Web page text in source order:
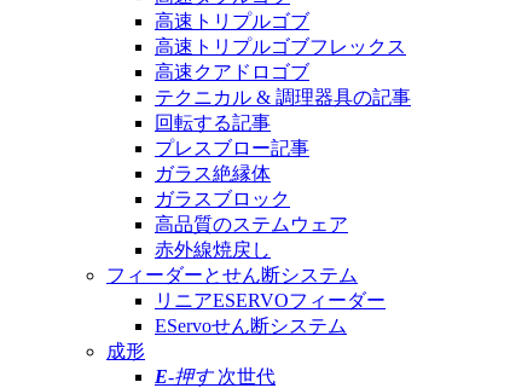
高速トリプルゴブ
高速トリプルゴブフレックス
高速クアドロゴブ
テクニカル & 調理器具の記事
回転する記事
プレスブロー記事
ガラス絶縁体
ガラスブロック
高品質のステムウェア
赤外線焼戻し
フィーダーとせん断システム
リニアESERVOフィーダー
EServoせん断システム
成形
E-押す次世代